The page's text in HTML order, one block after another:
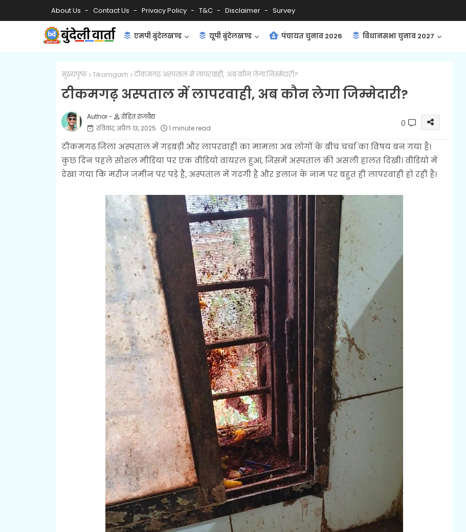
About Us Contact Us Privacy Policy T&C Disclaimer Survey
एमपी बुंदेलखण्ड यूपी बुंदेलखण्ड पंचायत चुनाव 2026 विधानसभा चुनाव 2027
मुख्यपृष्ठ Tikamgarh टीकमगढ़ अस्पताल में लापरवाही, अब कौन लेगा जिम्मेदारी?
टीकमगढ़ अस्पताल में लापरवाही, अब कौन लेगा जिम्मेदारी?
रोहित राजवैद्य
रविवार, अप्रैल 13, 2025
1 minute read 0
टीकमगढ़ जिला अस्पताल में गड़बड़ी और लापरवाही का मामला अब लोगों के बीच चर्चा का विषय बन गया है।
कुछ दिन पहले सोशल मीडिया पर एक वीडियो वायरल हुआ, जिसमें अस्पताल की असली हालत दिखी। वीडियो में
देखा गया कि मरीज जमीन पर पड़े हैं, अस्पताल में गंदगी है और इलाज के नाम पर बहुत ही लापरवाही हो रही है।